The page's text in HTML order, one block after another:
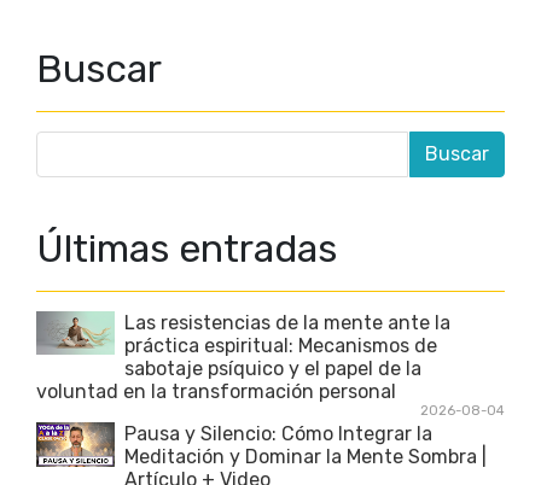
Buscar
Últimas entradas
Las resistencias de la mente ante la
práctica espiritual: Mecanismos de
sabotaje psíquico y el papel de la
voluntad en la transformación personal
2026-08-04
Pausa y Silencio: Cómo Integrar la
Meditación y Dominar la Mente Sombra |
Artículo + Video